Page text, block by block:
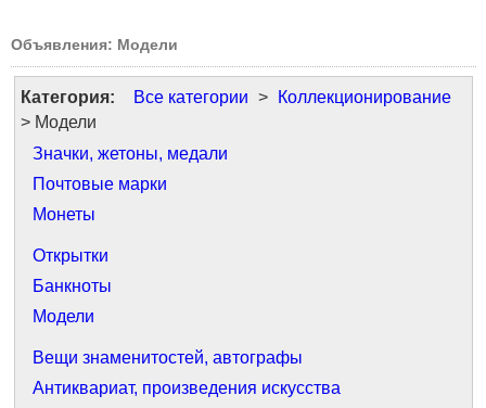
Объявления: Модели
Категория: Все категории >
Коллекционирование
> Модели
Значки, жетоны, медали
Почтовые марки
Монеты
Открытки
Банкноты
Модели
Вещи знаменитостей, автографы
Антиквариат, произведения искусства